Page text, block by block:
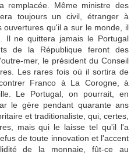
remplacée. Même ministre des
toujours un civil, étranger à
ouvertures qu'il a sur le monde, il
Il ne quittera jamais le Portugal
de la République feront des
mer, le président du Conseil
Les rares fois où il sortira de
Franco à La Corogne, à
Le Portugal, on pourrait, en
le gère pendant quarante ans
et traditionaliste, qui, certes,
mais qui le laisse tel qu'il l'a
de toute innovation et l'accent
de la monnaie, fût-ce au